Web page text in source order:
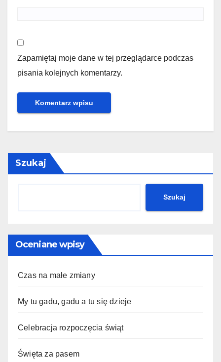
Zapamiętaj moje dane w tej przeglądarce podczas
pisania kolejnych komentarzy.
Szukaj
Szukaj
Oceniane wpisy
Czas na małe zmiany
My tu gadu, gadu a tu się dzieje
Celebracja rozpoczęcia świąt
Święta za pasem